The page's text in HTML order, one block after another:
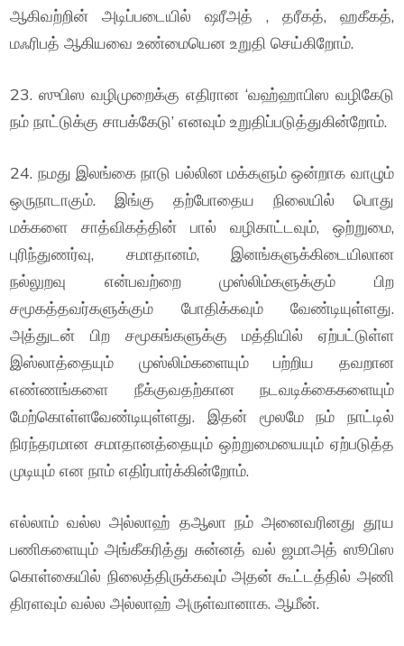
ஆகிவற்றின் அடிப்படையில் ஷரீஅத் , தரீகத், ஹகீகத்,
மஃரிபத் ஆகியவை உண்மையென உறுதி செய்கிறோம்.
23. ஸுபிஸ வழிமுறைக்கு எதிரான ‘வஹ்ஹாபிஸ வழிகேடு
நம் நாட்டுக்கு சாபக்கேடு’ எனவும் உறுதிப்படுத்துகின்றோம்.
24. நமது இலங்கை நாடு பல்லின மக்களும் ஒன்றாக வாழும்
ஒருநாடாகும். இங்கு தற்போதைய நிலையில் பொது
மக்களை சாத்விகத்தின் பால் வழிகாட்டவும், ஒற்றுமை,
புரிந்துணர்வு, சமாதானம், இனங்களுக்கிடையிலான
நல்லுறவு என்பவற்றை முஸ்லிம்களுக்கும் பிற
சமூகத்தவர்களுக்கும் போதிக்கவும் வேண்டியுள்ளது.
அத்துடன் பிற சமூகங்களுக்கு மத்தியில் ஏற்பட்டுள்ள
இஸ்லாத்தையும் முஸ்லிம்களையும் பற்றிய தவறான
எண்ணங்களை நீக்குவதற்கான நடவடிக்கைகளையும்
மேற்கொள்ளவேண்டியுள்ளது. இதன் மூலமே நம் நாட்டில்
நிரந்தரமான சமாதானத்தையும் ஒற்றுமையையும் ஏற்படுத்த
முடியும் என நாம் எதிர்பார்க்கின்றோம்.
எல்லாம் வல்ல அல்லாஹ் தஆலா நம் அனைவரினது தூய
பணிகளையும் அங்கீகரித்து சுன்னத் வல் ஜமாஅத் ஸூபிஸ
கொள்கையில் நிலைத்திருக்கவும் அதன் கூட்டத்தில் அணி
திரளவும் வல்ல அல்லாஹ் அருள்வானாக. ஆமீன்.